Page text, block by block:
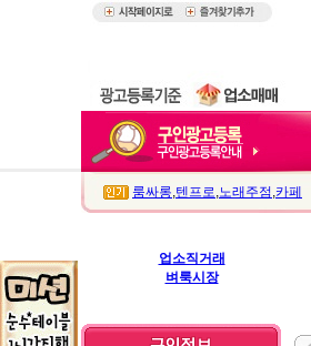
룸싸롱,텐프로,노래주점 ,카페
업소직거래
벼룩시장